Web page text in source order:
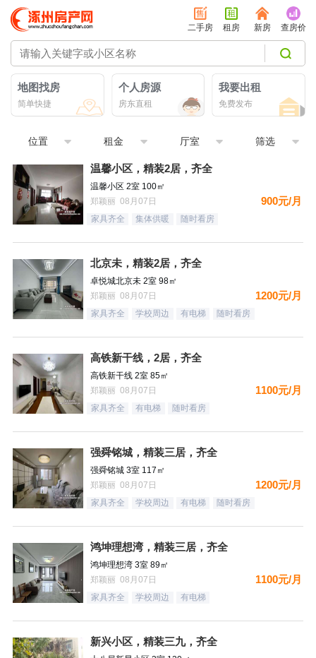
二手房 租房 新房 查房价
地图找房
简单快捷
个人房源
房东直租
我要出租
免费发布
位置 租金 厅室 筛选
温馨小区，精装2居，齐全
温馨小区 2室 100㎡
郑颖丽 08月07日
900元/月
家具齐全 集体供暖 随时看房
北京未，精装2居，齐全
卓悦城北京未 2室 98㎡
郑颖丽 08月07日
1200元/月
家具齐全 学校周边 有电梯 随时看房
高铁新干线，2居，齐全
高铁新干线 2室 85㎡
郑颖丽 08月07日
1100元/月
家具齐全 有电梯 随时看房
强舜铭城，精装三居，齐全
强舜铭城 3室 117㎡
郑颖丽 08月07日
1200元/月
家具齐全 学校周边 有电梯 随时看房
鸿坤理想湾，精装三居，齐全
鸿坤理想湾 3室 89㎡
郑颖丽 08月07日
1100元/月
家具齐全 学校周边 有电梯
新兴小区，精装三九，齐全